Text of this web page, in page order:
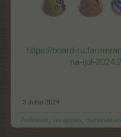
https://board-
na-ijul-
3 Julho 2024
Professor secapipas